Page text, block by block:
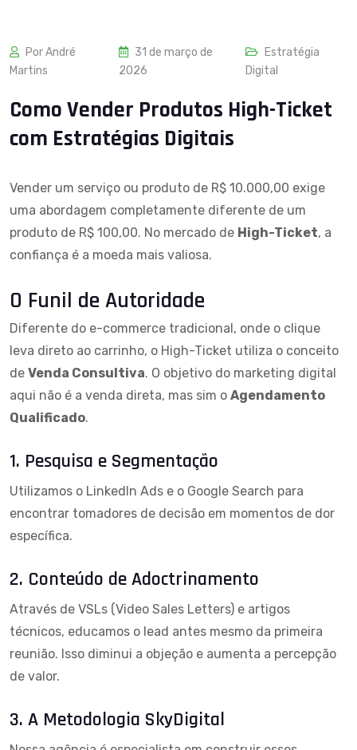
Por André
Martins
31 de março de
2026
Estratégia
Digital
Como Vender Produtos High-Ticket
com Estratégias Digitais
Vender um serviço ou produto de R$ 10.000,00 exige
uma abordagem completamente diferente de um
produto de R$ 100,00. No mercado de High-Ticket, a
confiança é a moeda mais valiosa.
O Funil de Autoridade
Diferente do e-commerce tradicional, onde o clique
leva direto ao carrinho, o High-Ticket utiliza o conceito
de Venda Consultiva. O objetivo do marketing digital
aqui não é a venda direta, mas sim o Agendamento
Qualificado.
1. Pesquisa e Segmentação
Utilizamos o LinkedIn Ads e o Google Search para
encontrar tomadores de decisão em momentos de dor
específica.
2. Conteúdo de Adoctrinamento
Através de VSLs (Video Sales Letters) e artigos
técnicos, educamos o lead antes mesmo da primeira
reunião. Isso diminui a objeção e aumenta a percepção
de valor.
3. A Metodologia SkyDigital